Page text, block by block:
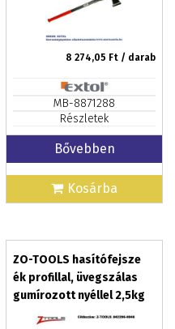
8 274,05 Ft / darab
MB-8871288
Részletek
Bővebben
Kosárba
ZO-TOOLS hasítófejsze
ék profillal, üvegszálas
gumírozott nyéllel 2,5kg